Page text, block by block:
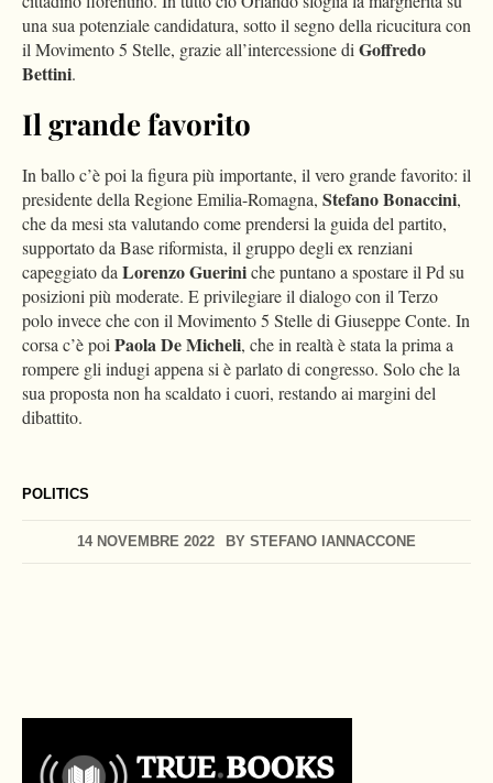
POLITICS
14 NOVEMBRE 2022 BY STEFANO IANNACCONE
una sua potenziale candidatura, sotto il segno della ricucitura con
il Movimento 5 Stelle, grazie all’intercessione diGoffredo
Bettini.
Il grande favorito
In ballo c’è poi la figura più importante, il vero grande favorito: il
presidente della Regione Emilia-Romagna, Stefano Bonaccini,
che da mesi sta valutando come prendersi la guida del partito,
supportato da Base riformista, il gruppo degli ex renziani
capeggiato daLorenzo Gueriniche puntano a spostare il Pd su
posizioni più moderate. E privilegiare il dialogo con il Terzo
polo invece che con il Movimento 5 Stelle di Giuseppe Conte. In
corsa c’è poiPaola De Micheli, che in realtà è stata la prima a
rompere gli indugi appena si è parlato di congresso. Solo che la
sua proposta non ha scaldato i cuori, restando ai margini del
dibattito.